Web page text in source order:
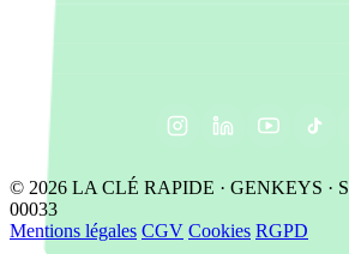
© 2026 LA CLÉ RAPIDE · GENKEYS ·
00033
Mentions légales CGV Cookies RGPD